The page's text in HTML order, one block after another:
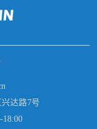
达路7号
18:00